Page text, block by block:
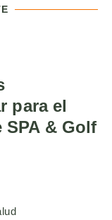
para el
SPA & Golf